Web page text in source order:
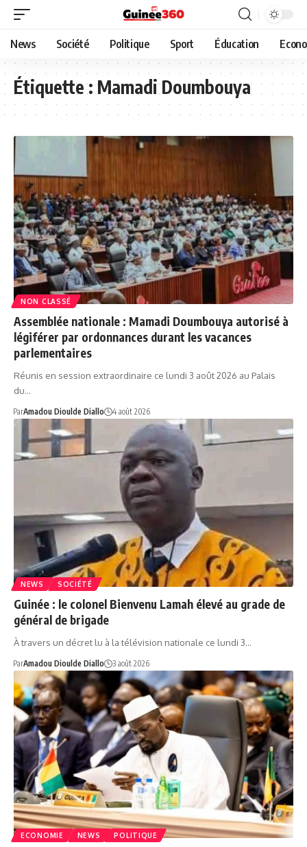
News Société Politique Sport Éducation
Étiquette :Mamadi Doumbouya
NON CLASSÉ
Assemblée nationale : Mamadi Doumbouya autorisé à
légiférer par ordonnances durant les vacances
parlementaires
Réunis en session extraordinaire ce lundi 3 août 2026 au Palais
du…
ParAmadou Dioulde Diallo 4 août 2026
NEWS SOCIÉTÉ
Guinée : le colonel Bienvenu Lamah élevé au grade de
général de brigade
À travers un décret lu à la télévision nationale ce lundi 3…
ParAmadou Dioulde Diallo 3 août 2026
ECONOMIE NEWS POLITIQUE